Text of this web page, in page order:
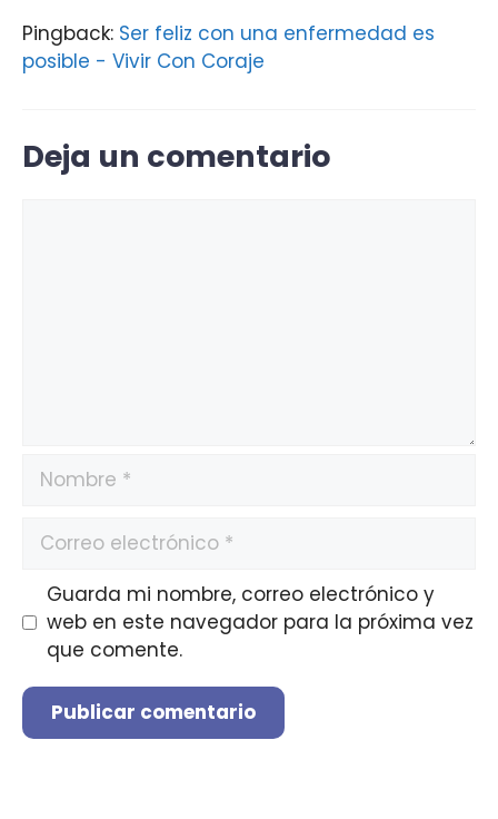
Pingback: Ser feliz con una enfermedad es
posible - Vivir Con Coraje
Deja un comentario
Guarda mi nombre, correo electrónico y
web en este navegador para la próxima vez
que comente.